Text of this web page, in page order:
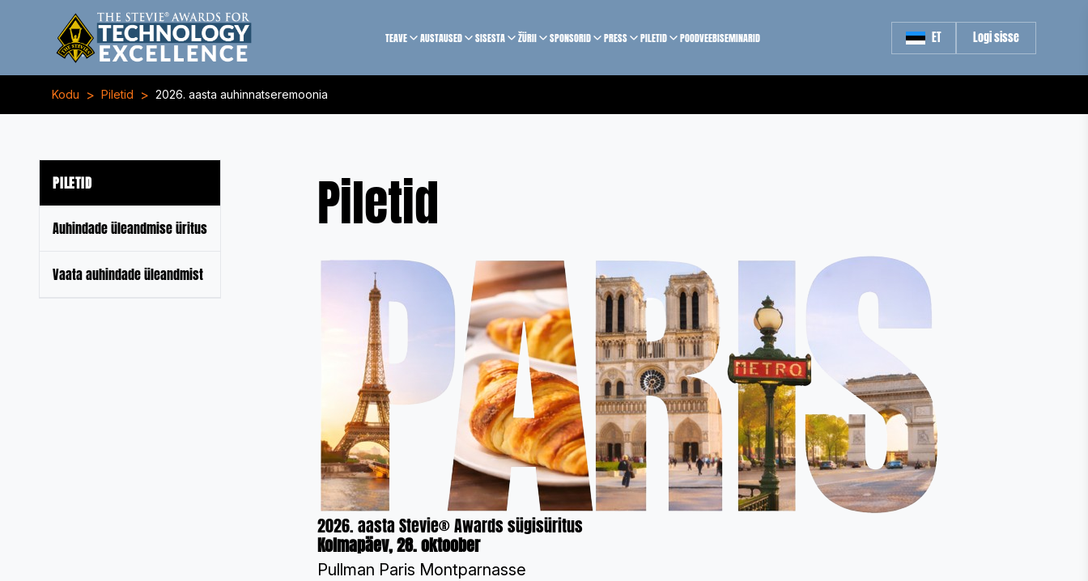
TEAVE AUSTAUSED SISESTA ŽÜRII SPONSORID PRESS PILETID POODVEEBISEMINARID ET Logi sisse
Kodu > Piletid > 2026. aasta auhinnatseremoonia
PILETID
Auhindade üleandmise üritus
Vaata auhindade üleandmist
Piletid
2026. aasta Stevie® Awards sügisüritus
Kolmapäev, 28. oktoober
Pullman Paris Montparnasse